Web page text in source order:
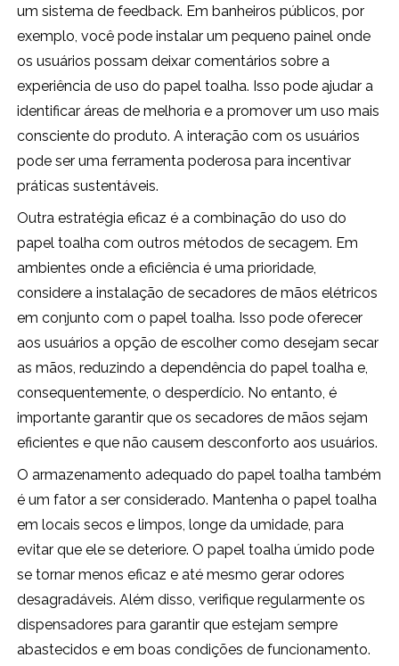
um sistema de feedback. Em banheiros públicos, por
exemplo, você pode instalar um pequeno painel onde
os usuários possam deixar comentários sobre a
experiência de uso do papel toalha. Isso pode ajudar a
identificar áreas de melhoria e a promover um uso mais
consciente do produto. A interação com os usuários
pode ser uma ferramenta poderosa para incentivar
práticas sustentáveis.
Outra estratégia eficaz é a combinação do uso do
papel toalha com outros métodos de secagem. Em
ambientes onde a eficiência é uma prioridade,
considere a instalação de secadores de mãos elétricos
em conjunto com o papel toalha. Isso pode oferecer
aos usuários a opção de escolher como desejam secar
as mãos, reduzindo a dependência do papel toalha e,
consequentemente, o desperdício. No entanto, é
importante garantir que os secadores de mãos sejam
eficientes e que não causem desconforto aos usuários.
O armazenamento adequado do papel toalha também
é um fator a ser considerado. Mantenha o papel toalha
em locais secos e limpos, longe da umidade, para
evitar que ele se deteriore. O papel toalha úmido pode
se tornar menos eficaz e até mesmo gerar odores
desagradáveis. Além disso, verifique regularmente os
dispensadores para garantir que estejam sempre
abastecidos e em boas condições de funcionamento.